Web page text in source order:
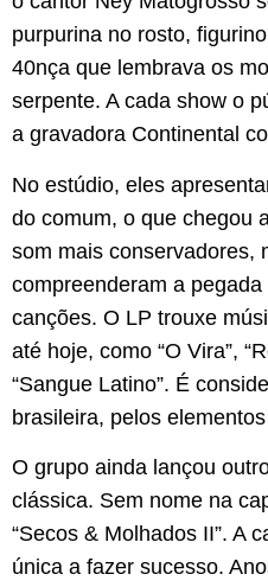
purpurina no rosto,
40nça que lembrava os
serpente. A cada show o
a gravadora Continental
No estúdio, eles
do comum, o que chegou
som mais conservadores,
compreenderam a
canções. O LP trouxe
até hoje, como “O Vira”,
“Sangue Latino”. É
brasileira, pelos
O grupo ainda lançou
clássica. Sem nome na
“Secos & Molhados II”. A
única a fazer sucesso.